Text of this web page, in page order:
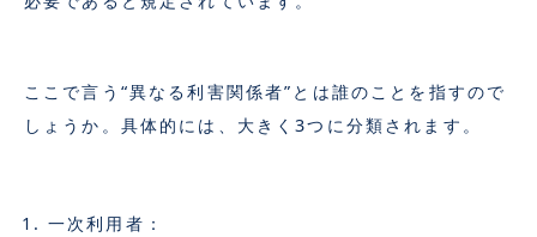
ここで言う“異なる利害関係者”とは誰のことを指すので
しょうか。具体的には、大きく3つに分類されます。
一次利用者：